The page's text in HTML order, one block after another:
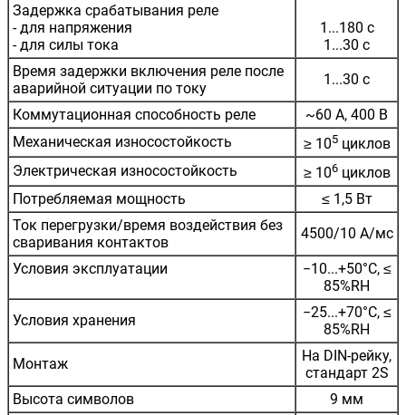
Задержка срабатывания реле
- для напряжения
- для силы тока
1...180 с
1...30 с
Время задержки включения реле после
аварийной ситуации по току
1...30 с
Коммутационная способность реле
~60 А, 400 В
Механическая износостойкость
≥ 105циклов
Электрическая износостойкость
≥ 106циклов
Потребляемая мощность
≤ 1,5 Вт
Ток перегрузки/время воздействия без
сваривания контактов
4500/10 А/мс
Условия эксплуатации
−10...+50°С, ≤
85%RH
Условия хранения
−25...+70°С, ≤
85%RH
Монтаж
На DIN-рейку,
стандарт 2S
Высота символов
9 мм